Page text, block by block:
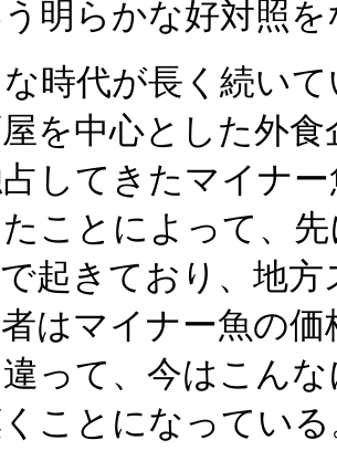
明らかな好対照
時代が長く続い
を中心とした外
してきたマイナ
ことによって、
起きており、地
はマイナー魚の
って、今はこん
ことになってい